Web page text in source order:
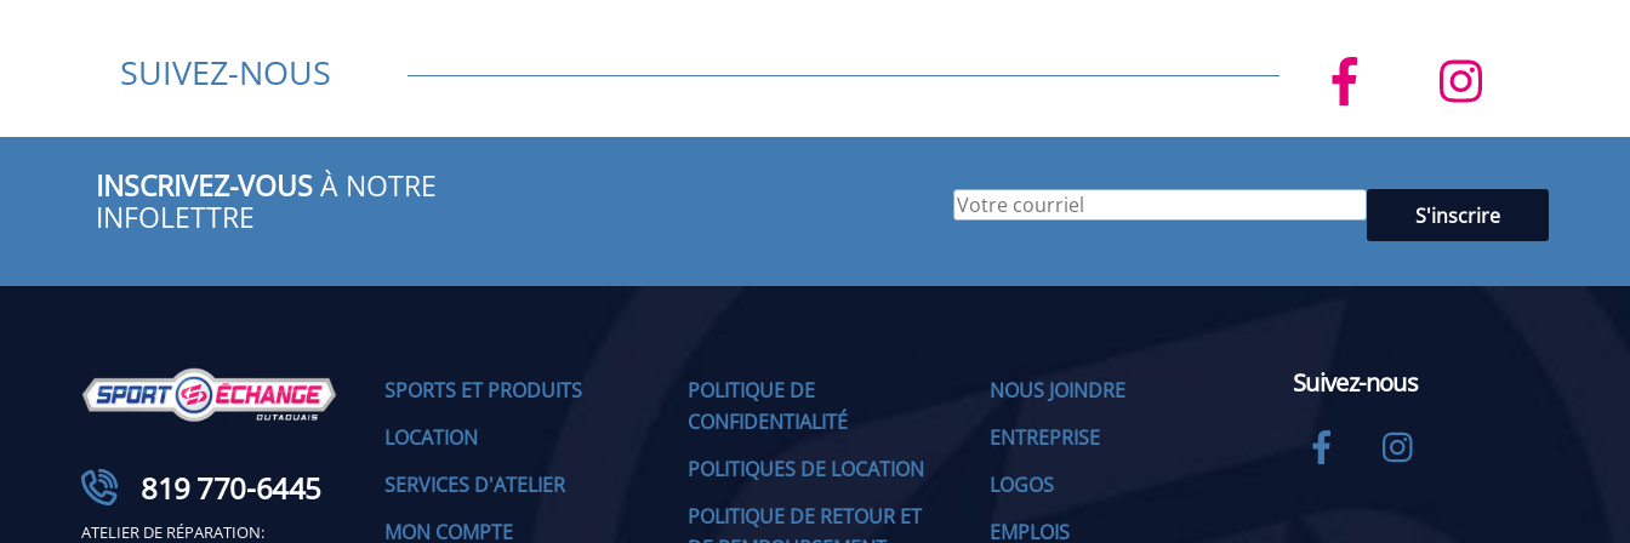
SUIVEZ-NOUS
INSCRIVEZ-VOUSÀ NOTRE
INFOLETTRE
819 770-6445
ATELIER DE RÉPARATION:
SPORTS ET PRODUITS
LOCATION
SERVICES D'ATELIER
MON COMPTE
POLITIQUE DE
CONFIDENTIALITÉ
POLITIQUES DE LOCATION
POLITIQUE DE RETOUR ET
NOUS JOINDRE
ENTREPRISE
LOGOS
EMPLOIS
Suivez-nous
Facebook